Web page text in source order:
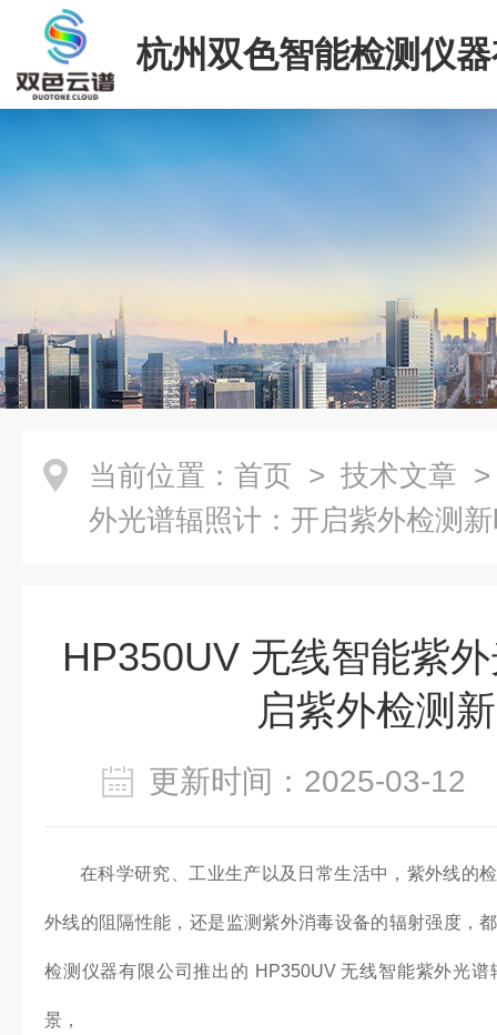
杭州双色智能检测仪
司
当前位置： 首页 > 技术文章
外光谱辐照计：开启紫外检测
HP350UV 无线智能紫
启紫外检测
更新时间：2025-03-
在科学研究、工业生产以及日常生活中，紫外线的
外线的阻隔性能，还是监测紫外消毒设备的辐射强度，
检测仪器有限公司推出的 HP350UV 无线智能紫外光
景，